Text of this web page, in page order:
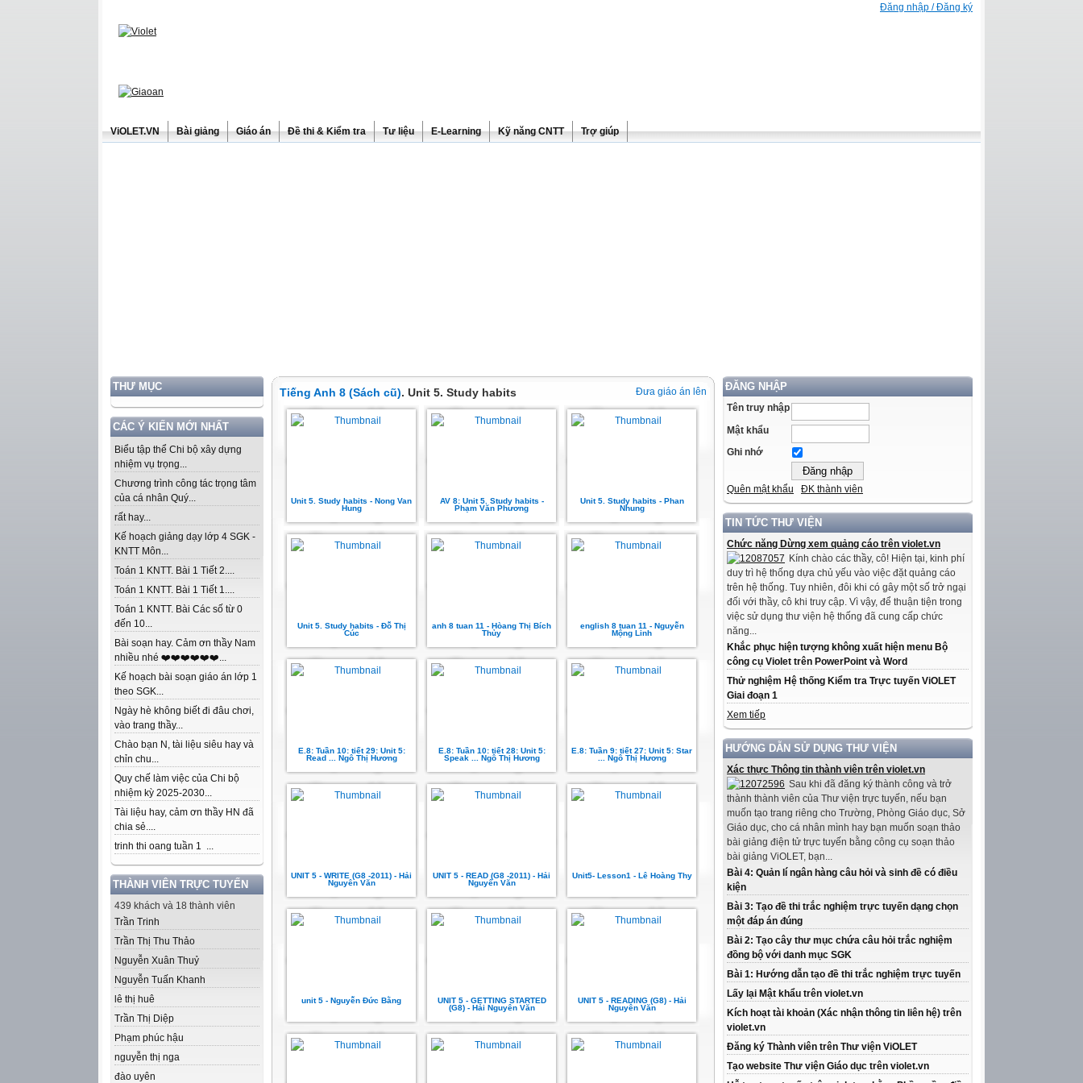
Đăng nhập / Đăng ký
ViOLET.VN Bài giảng Giáo án Đề thi & Kiểm tra Tư liệu E-Learning Kỹ năng CNTT Trợ giúp
THƯ MỤC
CÁC Ý KIẾN MỚI NHẤT
Biểu tập thể Chi bộ xây dựng
nhiệm vụ trọng...
Chương trình công tác trọng tâm
của cá nhân Quý...
rất hay...
Kế hoạch giảng dạy lớp 4 SGK -
KNTT Môn...
Toán 1 KNTT. Bài 1 Tiết 2....
Toán 1 KNTT. Bài 1 Tiết 1....
Toán 1 KNTT. Bài Các số từ 0
đến 10...
Bài soạn hay. Cảm ơn thầy Nam
nhiều nhé ❤️❤️❤️❤️❤️❤️...
Kế hoạch bài soạn giáo án lớp 1
theo SGK...
Ngày hè không biết đi đâu chơi,
vào trang thầy...
Chào bạn N, tài liệu siêu hay và
chỉn chu...
Quy chế làm việc của Chi bộ
nhiệm kỳ 2025-2030...
Tài liệu hay, cảm ơn thầy HN đã
chia sẻ....
trinh thi oang tuần 1 ...
THÀNH VIÊN TRỰC TUYẾN
439 khách và 18 thành viên
Trần Trinh
Trần Thị Thu Thảo
Nguyễn Xuân Thuỷ
Nguyễn Tuấn Khanh
lê thị huê
Trần Thị Diệp
Phạm phúc hậu
nguyễn thị nga
đào uyên
ĐĂNG NHẬP
Tên truy nhập
Mật khẩu
Ghi nhớ
Quên mật khẩu ĐK thành viên
TIN TỨC THƯ VIỆN
Chức năng Dừng xem quảng cáo trên violet.vn
Kính chào các thầy, cô! Hiện tại, kinh phí
duy trì hệ thống dựa chủ yếu vào việc đặt quảng cáo
trên hệ thống. Tuy nhiên, đôi khi có gây một số trở ngại
đối với thầy, cô khi truy cập. Vì vậy, để thuận tiện trong
việc sử dụng thư viện hệ thống đã cung cấp chức
năng...
Khắc phục hiện tượng không xuất hiện menu Bộ
công cụ Violet trên PowerPoint và Word
Thử nghiệm Hệ thống Kiểm tra Trực tuyến ViOLET
Giai đoạn 1
Xem tiếp
HƯỚNG DẪN SỬ DỤNG THƯ VIỆN
Xác thực Thông tin thành viên trên violet.vn
Sau khi đã đăng ký thành công và trở
thành thành viên của Thư viện trực tuyến, nếu bạn
muốn tạo trang riêng cho Trường, Phòng Giáo dục, Sở
Giáo dục, cho cá nhân mình hay bạn muốn soạn thảo
bài giảng điện tử trực tuyến bằng công cụ soạn thảo
bài giảng ViOLET, bạn...
Bài 4: Quản lí ngân hàng câu hỏi và sinh đề có điều
kiện
Bài 3: Tạo đề thi trắc nghiệm trực tuyến dạng chọn
một đáp án đúng
Bài 2: Tạo cây thư mục chứa câu hỏi trắc nghiệm
đồng bộ với danh mục SGK
Bài 1: Hướng dẫn tạo đề thi trắc nghiệm trực tuyến
Lấy lại Mật khẩu trên violet.vn
Kích hoạt tài khoản (Xác nhận thông tin liên hệ) trên
violet.vn
Đăng ký Thành viên trên Thư viện ViOLET
Tạo website Thư viện Giáo dục trên violet.vn
Đưa giáo án lên
Tiếng Anh 8 (Sách cũ). Unit 5. Study habits
Unit 5. Study habits - Nong Van
Hung
AV 8: Unit 5. Study habits -
Phạm Văn Phương
Unit 5. Study habits - Phan
Nhung
Unit 5. Study habits - Đỗ Thị
Cúc
anh 8 tuan 11 - Hòang Thị Bích
Thủy
english 8 tuan 11 - Nguyễn
Mộng Linh
E.8: Tuần 10: tiết 29: Unit 5:
Read ... Ngô Thị Hương
E.8: Tuần 10: tiết 28: Unit 5:
Speak ... Ngô Thị Hương
E.8: Tuần 9: tiết 27: Unit 5: Star
... Ngô Thị Hương
UNIT 5 - WRITE (G8 -2011) - Hải
Nguyên Văn
UNIT 5 - READ (G8 -2011) - Hải
Nguyên Văn
Unit5- Lesson1 - Lê Hoàng Thy
unit 5 - Nguyễn Đức Bằng
UNIT 5 - GETTING STARTED
(G8) - Hải Nguyên Văn
UNIT 5 - READING (G8) - Hải
Nguyên Văn